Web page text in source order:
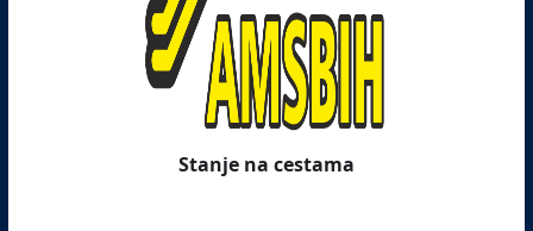
Stanje na cestama